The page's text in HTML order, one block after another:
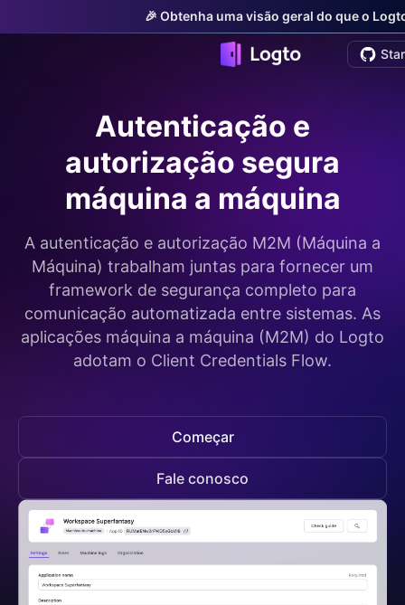
🎉 Obtenha uma visão geral do que o
Autenticação e
autorização segura
máquina a máquina
A autenticação e autorização M2M (Máquina a
Máquina) trabalham juntas para fornecer um
framework de segurança completo para
comunicação automatizada entre sistemas. As
aplicações máquina a máquina (M2M) do Logto
adotam o Client Credentials Flow.
Começar
Fale conosco